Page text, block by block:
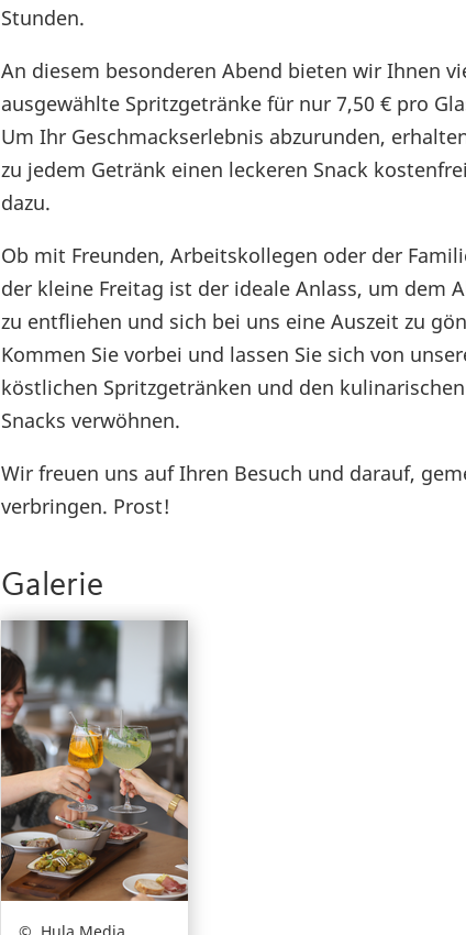
Stunden.
An diesem besonderen Abend bieten wir Ihnen
ausgewählte Spritzgetränke für nur 7,50 € pro
Um Ihr Geschmackserlebnis abzurunden,
zu jedem Getränk einen leckeren Snack kostenfrei
dazu.
Ob mit Freunden, Arbeitskollegen oder der
der kleine Freitag ist der ideale Anlass, um dem
zu entfliehen und sich bei uns eine Auszeit zu
Kommen Sie vorbei und lassen Sie sich von
köstlichen Spritzgetränken und den kulinarischen
Snacks verwöhnen.
Wir freuen uns auf Ihren Besuch und darauf,
verbringen. Prost!
Galerie